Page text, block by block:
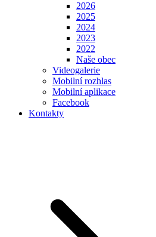
2026
2025
2024
2023
2022
Naše obec
Videogalerie
Mobilní rozhlas
Mobilní aplikace
Facebook
Kontakty